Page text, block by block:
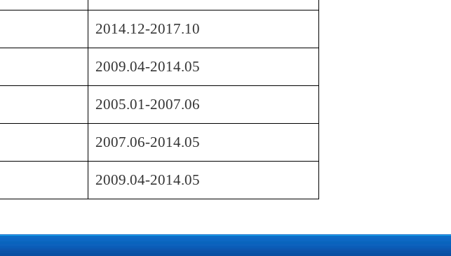
2014.12-2017.10
2009.04-2014.05
2005.01-2007.06
2007.06-2014.05
2009.04-2014.05